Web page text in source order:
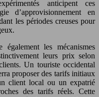
anticipent ces
d’approvisionnement en
les périodes creuses pour
les mécanismes
leurs prix selon
Un touriste occidental
proposer des tarifs initiaux
client local ou un expatrié
des tarifs réels. Cette